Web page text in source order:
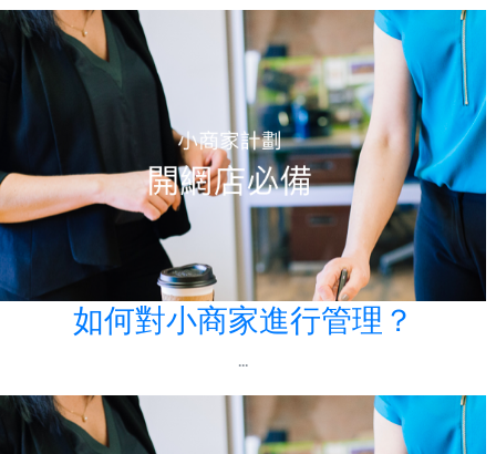
如何對小商家進行管理？
...